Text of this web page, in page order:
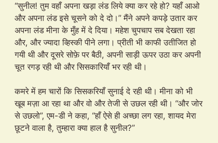
“सुनील! तुम वहाँ अपना खड़ा लंड लिये क्या कर रहे हो? यहाँ आओ
और अपना लंड इसे चूसने को दे दो।” मैंने अपने कपड़े उतार कर
अपना लंड मीना के मुँह में दे दिया। महेश चुपचाप सब देखता रहा
और, और ज्यादा व्हिस्की पीने लगा। प्रीती भी काफी उतीजित हो
गयी थी और दूसरे सोफ़े पर बैठी, अपनी साड़ी ऊपर उठा कर अपनी
चूत रगड़ रही थी और सिसकारियाँ भर रही थी।
कमरे में हम चारों कि सिसकरियाँ सुनाई दे रही थी। मीना को भी
खूब मज़ा आ रहा था और वो और तेजी से उछल रही थी। “और जोर
से उछलो”, एम-डी ने कहा, “हाँ ऐसे ही अच्छा लग रहा, शायद मेरा
छूटने वाला है, तुम्हारा क्या हाल है सुनील?”